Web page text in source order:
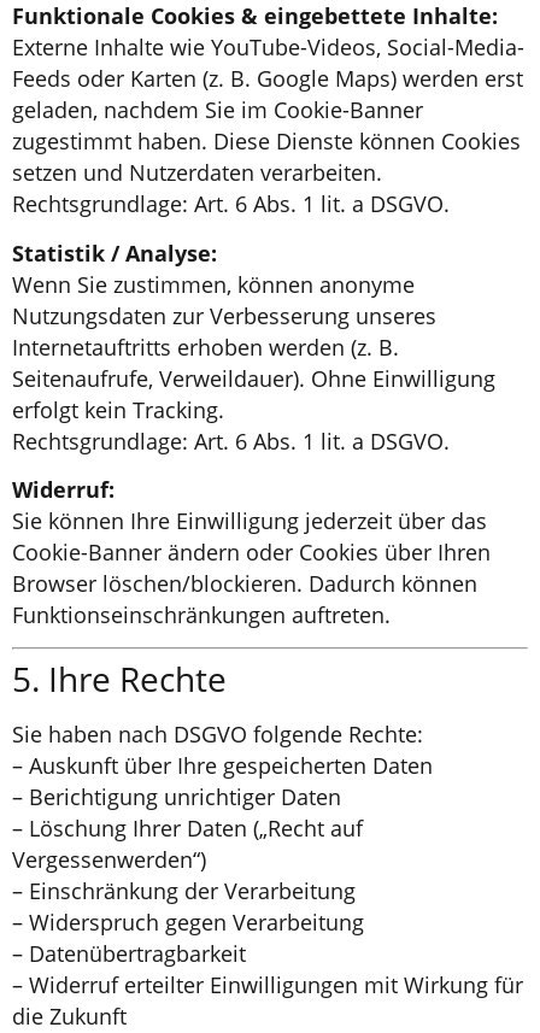
Funktionale Cookies & eingebettete Inhalte:
Externe Inhalte wie YouTube-Videos, Social-Media-
Feeds oder Karten (z. B. Google Maps) werden erst
geladen, nachdem Sie im Cookie-Banner
zugestimmt haben. Diese Dienste können Cookies
setzen und Nutzerdaten verarbeiten.
Rechtsgrundlage: Art. 6 Abs. 1 lit. a DSGVO.
Statistik / Analyse:
Wenn Sie zustimmen, können anonyme
Nutzungsdaten zur Verbesserung unseres
Internetauftritts erhoben werden (z. B.
Seitenaufrufe, Verweildauer). Ohne Einwilligung
erfolgt kein Tracking.
Rechtsgrundlage: Art. 6 Abs. 1 lit. a DSGVO.
Widerruf:
Sie können Ihre Einwilligung jederzeit über das
Cookie-Banner ändern oder Cookies über Ihren
Browser löschen/blockieren. Dadurch können
Funktionseinschränkungen auftreten.
5. Ihre Rechte
Sie haben nach DSGVO folgende Rechte:
– Auskunft über Ihre gespeicherten Daten
– Berichtigung unrichtiger Daten
– Löschung Ihrer Daten („Recht auf
Vergessenwerden“)
– Einschränkung der Verarbeitung
– Widerspruch gegen Verarbeitung
– Datenübertragbarkeit
– Widerruf erteilter Einwilligungen mit Wirkung für
die Zukunft